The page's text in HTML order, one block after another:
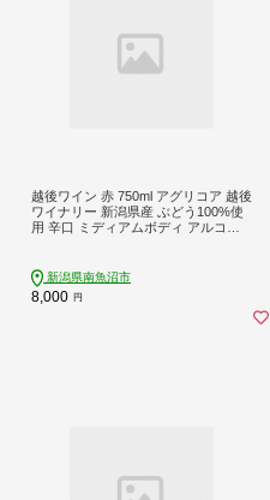
越後ワイン 赤 750ml アグリコア 越後
ワイナリー 新潟県産 ぶどう100%使
用 辛口 ミディアムボディ アルコー
新潟県南魚沼市
8,000 円